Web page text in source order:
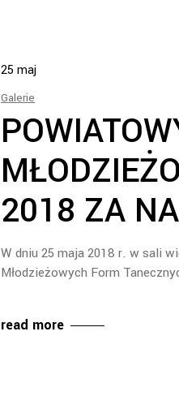
25 maj
Galerie
2018 ZA
W dniu 25 maja 2018 r. w sali
Młodzieżowych Form
read more